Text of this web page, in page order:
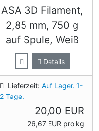
ASA 3D Filament,
2,85 mm, 750 g
auf Spule, Weiß
Details
Lieferzeit: Auf Lager. 1-
2 Tage.
20,00 EUR
26,67 EUR pro kg